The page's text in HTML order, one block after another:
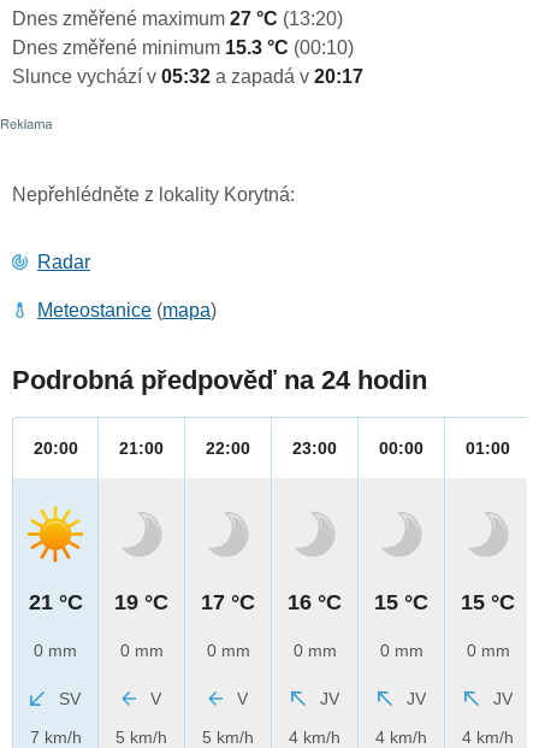
Dnes změřené maximum 27 °C (13:20)
Dnes změřené minimum 15.3 °C (00:10)
Slunce vychází v 05:32 a zapadá v 20:17
Nepřehlédněte z lokality Korytná:
Radar
Meteostanice (mapa)
Podrobná předpověď na 24 hodin
20:00
21 °C
0 mm
SV
7 km/h
21:00
19 °C
0 mm
V
5 km/h
22:00
17 °C
0 mm
V
5 km/h
23:00
16 °C
0 mm
JV
4 km/h
00:00
15 °C
0 mm
JV
4 km/h
01:00
15 °C
0 mm
JV
4 km/h